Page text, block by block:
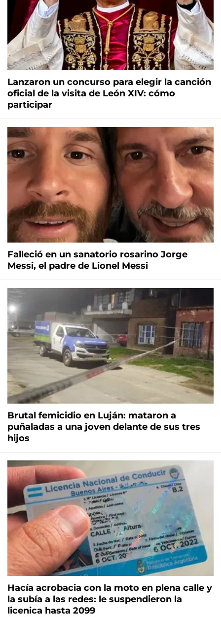
Lanzaron un concurso para elegir la canción
oficial de la visita de León XIV: cómo
participar
Falleció en un sanatorio rosarino Jorge
Messi, el padre de Lionel Messi
Brutal femicidio en Luján: mataron a
puñaladas a una joven delante de sus tres
hijos
Hacía acrobacia con la moto en plena calle y
la subía a las redes: le suspendieron la
licenica hasta 2099